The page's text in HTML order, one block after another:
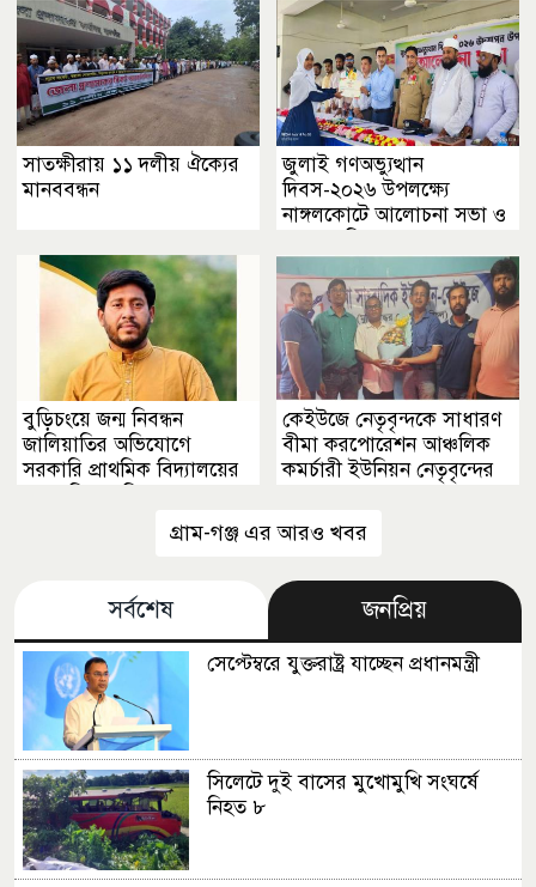
সাতক্ষীরায় ১১ দলীয় ঐক্যের
মানববন্ধন
জুলাই গণঅভ্যুত্থান
দিবস-২০২৬ উপলক্ষ্যে
নাঙ্গলকোটে আলোচনা সভা ও
বুড়িচংয়ে জন্ম নিবন্ধন
জালিয়াতির অভিযোগে
সরকারি প্রাথমিক বিদ্যালয়ের
কেইউজে নেতৃবৃন্দকে সাধারণ
বীমা করপোরেশন আঞ্চলিক
কমর্চারী ইউনিয়ন নেতৃবৃন্দের
গ্রাম-গঞ্জ এর আরও খবর
সর্বশেষ জনপ্রিয়
সেপ্টেম্বরে যুক্তরাষ্ট্র যাচ্ছেন প্রধানমন্ত্রী
সিলেটে দুই বাসের মুখোমুখি সংঘর্ষে
নিহত ৮